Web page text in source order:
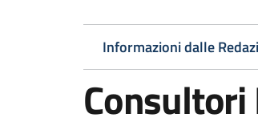
Informazioni dalle